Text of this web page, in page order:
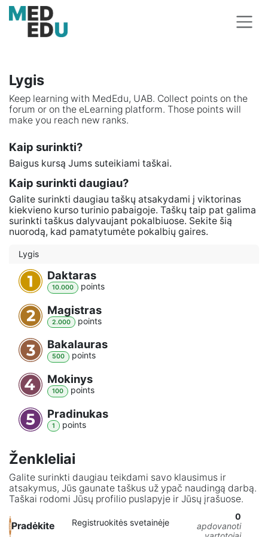
Skip to Content
Lygis
Keep learning with MedEdu, UAB. Collect points on the
forum or on the eLearning platform. Those points will
make you reach new ranks.
Kaip surinkti?
Baigus kursą Jums suteikiami taškai.
Kaip surinkti daugiau?
Galite surinkti daugiau taškų atsakydami į viktorinas
kiekvieno kurso turinio pabaigoje. Taškų taip pat galima
surinkti taškus dalyvaujant pokalbiuose. Sekite šią
nuorodą, kad pamatytumėte pokalbių gaires.
Lygis
Daktaras
10.000 points
Magistras
2.000 points
Bakalauras
500 points
Mokinys
100 points
Pradinukas
1 points
Ženkleliai
Galite surinkti daugiau teikdami savo klausimus ir
atsakymus, Jūs gaunate taškus už ypač naudingą darbą.
Taškai rodomi Jūsų profilio puslapyje ir Jūsų įrašuose.
Pradėkite Registruokitės svetainėje
0
apdovanoti